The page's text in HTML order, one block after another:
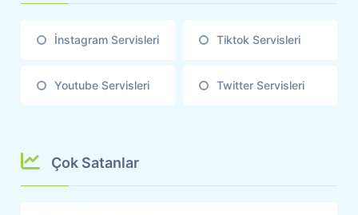
İnstagram Servisleri Tiktok Servisleri
Youtube Servisleri Twitter Servisleri
Çok Satanlar